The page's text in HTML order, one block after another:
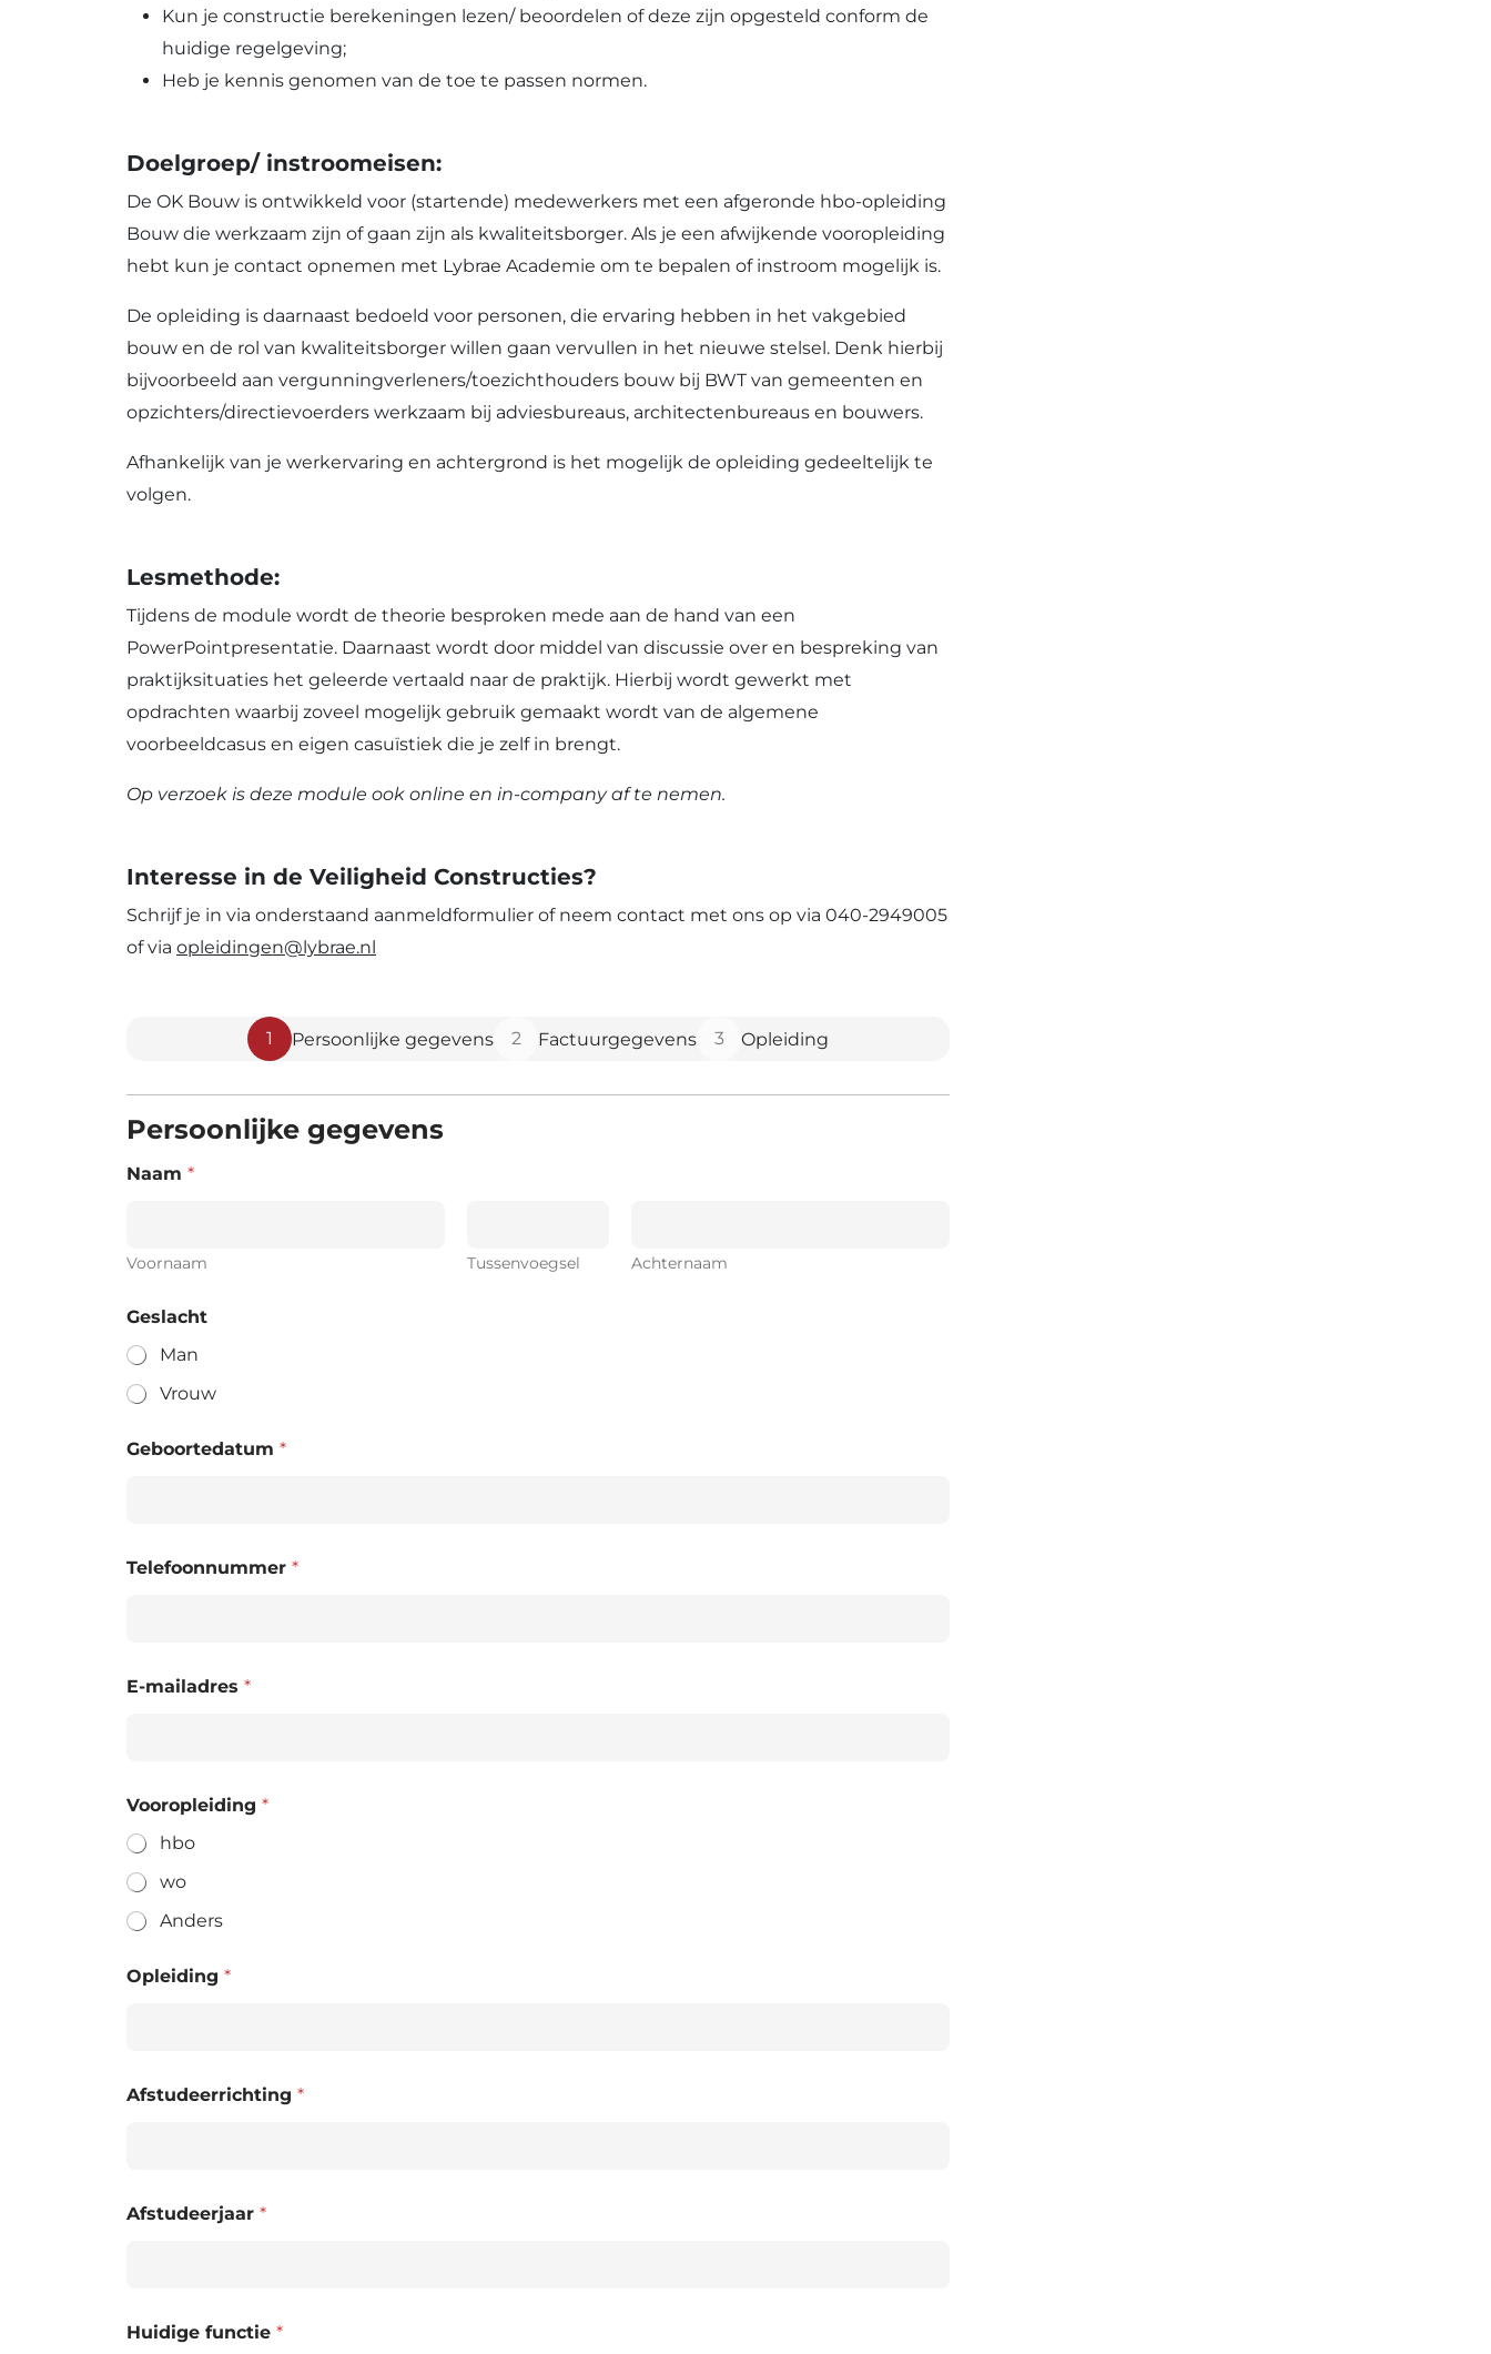
Kun je constructie berekeningen lezen/ beoordelen of deze zijn opgesteld conform de
huidige regelgeving;
Heb je kennis genomen van de toe te passen normen.
Doelgroep/ instroomeisen:
De OK Bouw is ontwikkeld voor (startende) medewerkers met een afgeronde hbo-opleiding
Bouw die werkzaam zijn of gaan zijn als kwaliteitsborger. Als je een afwijkende vooropleiding
hebt kun je contact opnemen met Lybrae Academie om te bepalen of instroom mogelijk is.
De opleiding is daarnaast bedoeld voor personen, die ervaring hebben in het vakgebied
bouw en de rol van kwaliteitsborger willen gaan vervullen in het nieuwe stelsel. Denk hierbij
bijvoorbeeld aan vergunningverleners/toezichthouders bouw bij BWT van gemeenten en
opzichters/directievoerders werkzaam bij adviesbureaus, architectenbureaus en bouwers.
Afhankelijk van je werkervaring en achtergrond is het mogelijk de opleiding gedeeltelijk te
volgen.
Lesmethode:
Tijdens de module wordt de theorie besproken mede aan de hand van een
PowerPointpresentatie. Daarnaast wordt door middel van discussie over en bespreking van
praktijksituaties het geleerde vertaald naar de praktijk. Hierbij wordt gewerkt met
opdrachten waarbij zoveel mogelijk gebruik gemaakt wordt van de algemene
voorbeeldcasus en eigen casuïstiek die je zelf in brengt.
Op verzoek is deze module ook online en in-company af te nemen.
Interesse in de Veiligheid Constructies?
Schrijf je in via onderstaand aanmeldformulier of neem contact met ons op via 040-2949005
of via opleidingen@lybrae.nl
1 Persoonlijke gegevens 2 Factuurgegevens 3 Opleiding
Persoonlijke gegevens
Naam *
Voornaam Tussenvoegsel Achternaam
Geslacht
Man
Vrouw
Geboortedatum *
Telefoonnummer *
E-mailadres *
Vooropleiding *
hbo
wo
Anders
Opleiding *
Afstudeerrichting *
Afstudeerjaar *
Huidige functie *